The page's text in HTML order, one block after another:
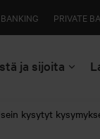
PRIVATE
ja sijoita
kysytyt